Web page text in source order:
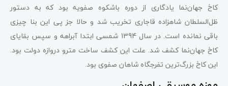
کاخ جهان‌نما یادگاری از دوره باشکوه صفویه بود که به دستور
ظل‌السلطان شاهزاده قاجاری تخریب شد و حالا جز پی این بنا چیزی
باقی نمانده است. در سال 1394 شمسی ابتدا آبراهه و سپس بقایای
کاخ جهان‌نما کشف شد. علت این کشف ساخت مترو دروازه دولت بود.
این کاخ بزرگ‌ترین تفرجگاه شاهان صفوی بود.